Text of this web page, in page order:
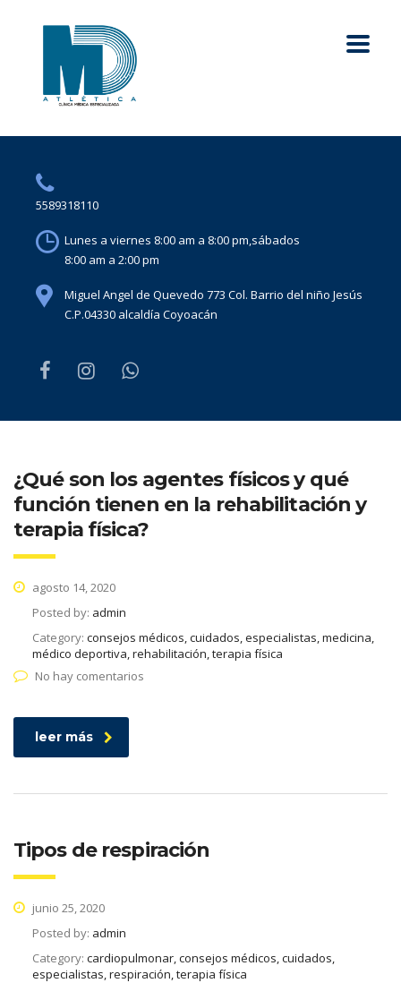
5589318110
Lunes a viernes 8:00 am a 8:00 pm,sábados
8:00 am a 2:00 pm
Miguel Angel de Quevedo 773 Col. Barrio del niño Jesús
C.P.04330 alcaldía Coyoacán
¿Qué son los agentes físicos y qué
función tienen en la rehabilitación y
terapia física?
agosto 14, 2020
Posted by: admin
Category: consejos médicos, cuidados, especialistas, medicina,
médico deportiva, rehabilitación, terapia física
No hay comentarios
leer más
Tipos de respiración
junio 25, 2020
Posted by: admin
Category: cardiopulmonar, consejos médicos, cuidados,
especialistas, respiración, terapia física